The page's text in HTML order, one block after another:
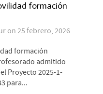
formación
on 25 febrero, 2026
formación
admitido
Proyecto 2025-1-
para...